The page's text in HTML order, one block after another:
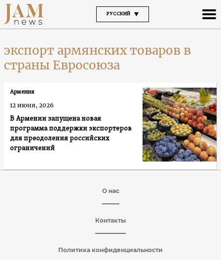
РУССКИЙ
экспорт армянских товаров в
страны Евросоюза
В Армении запущена новая
программа поддержки экспортеров
для преодоления российских
ограничений
Армения
12 июня, 2026
О нас
Контакты
Политика конфиденциальности